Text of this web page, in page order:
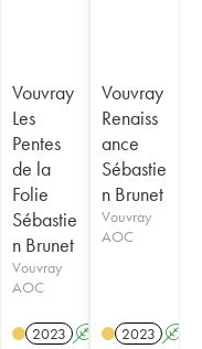
Vouvray
Les
Pentes
de la
Folie
Sébastie
n Brunet
Vouvray
AOC
2023 A
Vouvray
Renaiss
ance
Sébastie
n Brunet
Vouvray
AOC
2023 A